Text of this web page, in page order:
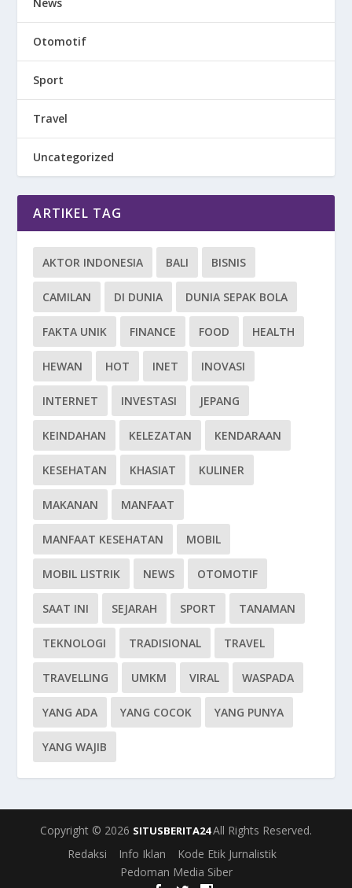
Otomotif
Sport
Travel
Uncategorized
ARTIKEL TAG
AKTOR INDONESIA BALI BISNIS
CAMILAN DI DUNIA DUNIA SEPAK BOLA
FAKTA UNIK FINANCE FOOD HEALTH
HEWAN HOT INET INOVASI
INTERNET INVESTASI JEPANG
KEINDAHAN KELEZATAN KENDARAAN
KESEHATAN KHASIAT KULINER
MAKANAN MANFAAT
MANFAAT KESEHATAN MOBIL
MOBIL LISTRIK NEWS OTOMOTIF
SAAT INI SEJARAH SPORT TANAMAN
TEKNOLOGI TRADISIONAL TRAVEL
TRAVELLING UMKM VIRAL WASPADA
YANG ADA YANG COCOK YANG PUNYA
YANG WAJIB
Copyright © 2026 SITUSBERITA24All Rights Reserved.
Redaksi
Info Iklan
Kode Etik Jurnalistik
Pedoman Media Siber